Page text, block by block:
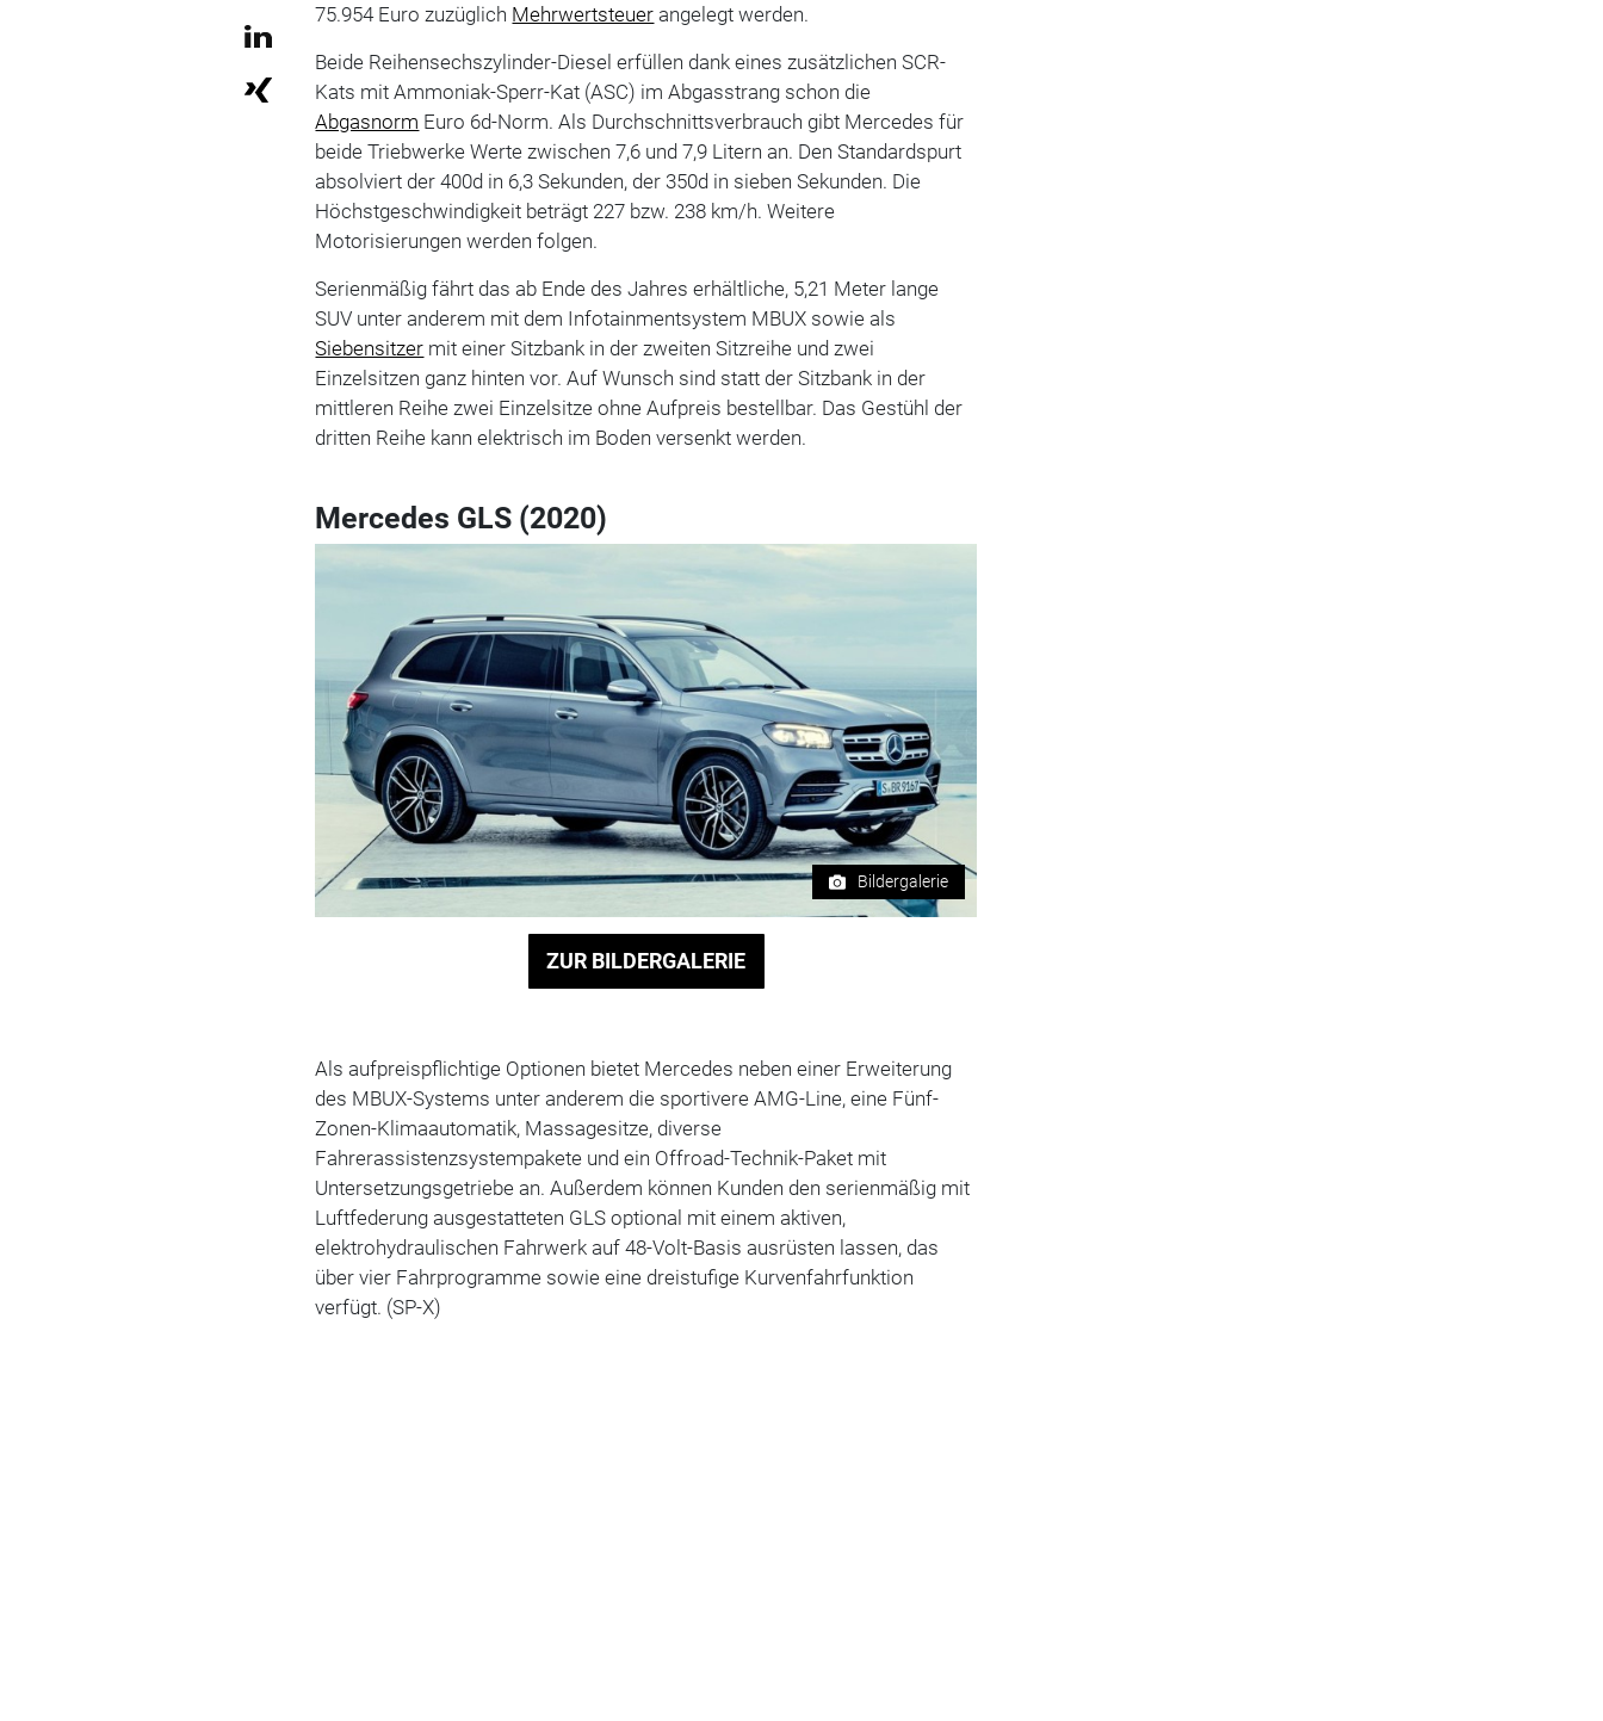
75.954 Euro zuzüglich Mehrwertsteuer angelegt werden.
Beide Reihensechszylinder-Diesel erfüllen dank eines zusätzlichen SCR-
Kats mit Ammoniak-Sperr-Kat (ASC) im Abgasstrang schon die
Abgasnorm Euro 6d-Norm. Als Durchschnittsverbrauch gibt Mercedes für
beide Triebwerke Werte zwischen 7,6 und 7,9 Litern an. Den Standardspurt
absolviert der 400d in 6,3 Sekunden, der 350d in sieben Sekunden. Die
Höchstgeschwindigkeit beträgt 227 bzw. 238 km/h. Weitere
Motorisierungen werden folgen.
Serienmäßig fährt das ab Ende des Jahres erhältliche, 5,21 Meter lange
SUV unter anderem mit dem Infotainmentsystem MBUX sowie als
Siebensitzer mit einer Sitzbank in der zweiten Sitzreihe und zwei
Einzelsitzen ganz hinten vor. Auf Wunsch sind statt der Sitzbank in der
mittleren Reihe zwei Einzelsitze ohne Aufpreis bestellbar. Das Gestühl der
dritten Reihe kann elektrisch im Boden versenkt werden.
Mercedes GLS (2020)
Bildergalerie
ZUR BILDERGALERIE
Als aufpreispflichtige Optionen bietet Mercedes neben einer Erweiterung
des MBUX-Systems unter anderem die sportivere AMG-Line, eine Fünf-
Zonen-Klimaautomatik, Massagesitze, diverse
Fahrerassistenzsystempakete und ein Offroad-Technik-Paket mit
Untersetzungsgetriebe an. Außerdem können Kunden den serienmäßig mit
Luftfederung ausgestatteten GLS optional mit einem aktiven,
elektrohydraulischen Fahrwerk auf 48-Volt-Basis ausrüsten lassen, das
über vier Fahrprogramme sowie eine dreistufige Kurvenfahrfunktion
verfügt. (SP-X)